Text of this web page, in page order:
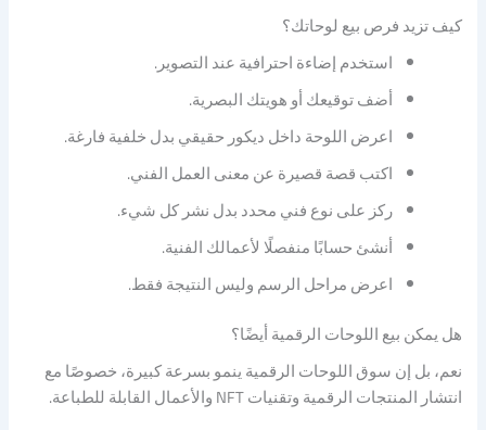
كيف تزيد فرص بيع لوحاتك؟
استخدم إضاءة احترافية عند التصوير.
أضف توقيعك أو هويتك البصرية.
اعرض اللوحة داخل ديكور حقيقي بدل خلفية فارغة.
اكتب قصة قصيرة عن معنى العمل الفني.
ركز على نوع فني محدد بدل نشر كل شيء.
أنشئ حسابًا منفصلًا لأعمالك الفنية.
اعرض مراحل الرسم وليس النتيجة فقط.
هل يمكن بيع اللوحات الرقمية أيضًا؟
نعم، بل إن سوق اللوحات الرقمية ينمو بسرعة كبيرة، خصوصًا مع
انتشار المنتجات الرقمية وتقنيات NFT والأعمال القابلة للطباعة.